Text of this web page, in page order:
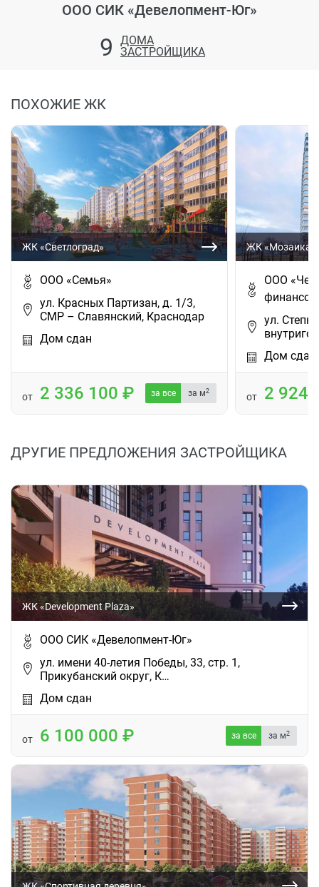
ООО СИК «Девелопмент-Юг»
9
ДОМА
ЗАСТРОЙЩИКА
ПОХОЖИЕ ЖК
ЖК «Светлоград»
ООО «Семья»
ул. Красных Партизан, д. 1/3,
СМР – Славянский, Краснодар
Дом сдан
от 2 336 100 за все за м2
ЖК «Мозаика»
ООО
ул.
Дом сдан
от 2 924
ДРУГИЕ ПРЕДЛОЖЕНИЯ ЗАСТРОЙЩИКА
ЖК «Development Plaza»
ООО СИК «Девелопмент-Юг»
ул. имени 40-летия Победы, 33, стр. 1,
Прикубанский округ, К…
Дом сдан
от 6 100 000 за все за м2